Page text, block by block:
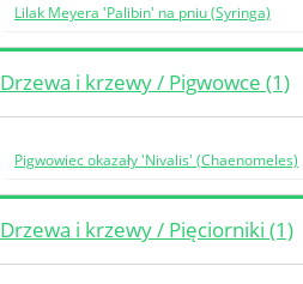
Lilak Meyera 'Palibin' na pniu (Syringa)
Drzewa i krzewy / Pigwowce (1)
Pigwowiec okazały 'Nivalis' (Chaenomeles)
Drzewa i krzewy / Pięciorniki (1)